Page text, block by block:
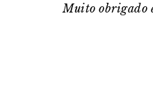
Muito obrigado